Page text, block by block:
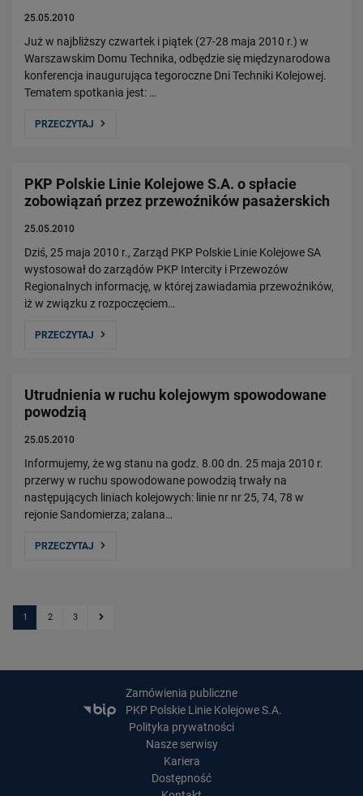
25.05.2010
Już w najbliższy czwartek i piątek (27-28 maja 2010 r.) w
Warszawskim Domu Technika, odbędzie się międzynarodowa
konferencja inaugurująca tegoroczne Dni Techniki Kolejowej.
Tematem spotkania jest: …
PRZECZYTAJ
PKP Polskie Linie Kolejowe S.A. o spłacie
zobowiązań przez przewoźników pasażerskich
25.05.2010
Dziś, 25 maja 2010 r., Zarząd PKP Polskie Linie Kolejowe SA
wystosował do zarządów PKP Intercity i Przewozów
Regionalnych informację, w której zawiadamia przewoźników,
iż w związku z rozpoczęciem…
PRZECZYTAJ
Utrudnienia w ruchu kolejowym spowodowane
powodzią
25.05.2010
Informujemy, że wg stanu na godz. 8.00 dn. 25 maja 2010 r.
przerwy w ruchu spowodowane powodzią trwały na
następujących liniach kolejowych: linie nr nr 25, 74, 78 w
rejonie Sandomierza; zalana…
PRZECZYTAJ
1 2 3 Kolejna strona
Zamówienia publiczne
PKP Polskie Linie Kolejowe S.A.
Polityka prywatności
Nasze serwisy
Kariera
Dostępność